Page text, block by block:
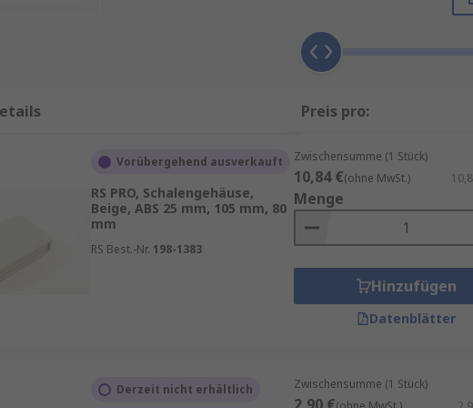
Abdichtung, ideal für den Einsatz bei schwierigen
je nach Modell)
große Verfügbarkeit in verschiedenen Umgebungen
Preis pro:
Vorübergehend ausverkauft
RS PRO, Schalengehäuse,
Beige, ABS 25 mm, 105 mm, 80
mm
RS Best.-Nr. 198-1383
Zwischensumme (1 Stück)
10,84 €(ohne MwSt.)
Menge
Hinzufügen
Datenblätter
Derzeit nicht erhältlich Zwischensumme (1 Stück)